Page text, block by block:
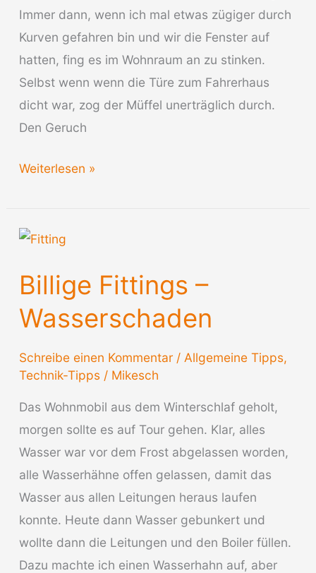
Immer dann, wenn ich mal etwas zügiger durch
Kurven gefahren bin und wir die Fenster auf
hatten, fing es im Wohnraum an zu stinken.
Selbst wenn wenn die Türe zum Fahrerhaus
dicht war, zog der Müffel unerträglich durch.
Den Geruch
Geruch
Grauwassertank
Wohnmobil
Weiterlesen »
Billige Fittings –
Wasserschaden
Schreibe einen Kommentar / Allgemeine Tipps,
Technik-Tipps/ Mikesch
Das Wohnmobil aus dem Winterschlaf geholt,
morgen sollte es auf Tour gehen. Klar, alles
Wasser war vor dem Frost abgelassen worden,
alle Wasserhähne offen gelassen, damit das
Wasser aus allen Leitungen heraus laufen
konnte. Heute dann Wasser gebunkert und
wollte dann die Leitungen und den Boiler füllen.
Dazu machte ich einen Wasserhahn auf, aber